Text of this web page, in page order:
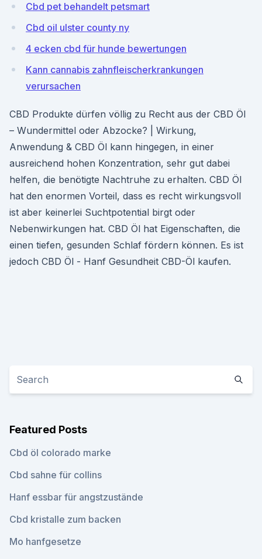
Cbd pet behandelt petsmart
Cbd oil ulster county ny
4 ecken cbd für hunde bewertungen
Kann cannabis zahnfleischerkrankungen
verursachen
CBD Produkte dürfen völlig zu Recht aus der CBD Öl
– Wundermittel oder Abzocke? | Wirkung,
Anwendung & CBD Öl kann hingegen, in einer
ausreichend hohen Konzentration, sehr gut dabei
helfen, die benötigte Nachtruhe zu erhalten. CBD Öl
hat den enormen Vorteil, dass es recht wirkungsvoll
ist aber keinerlei Suchtpotential birgt oder
Nebenwirkungen hat. CBD Öl hat Eigenschaften, die
einen tiefen, gesunden Schlaf fördern können. Es ist
jedoch CBD Öl - Hanf Gesundheit CBD-Öl kaufen.
Featured Posts
Cbd öl colorado marke
Cbd sahne für collins
Hanf essbar für angstzustände
Cbd kristalle zum backen
Mo hanfgesetze